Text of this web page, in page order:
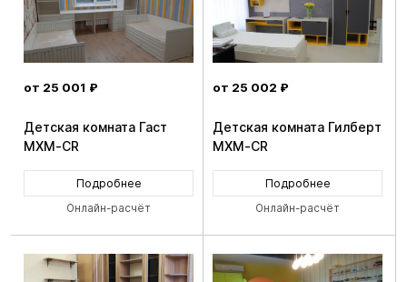
от 25 001 ₽
Детская комната Гаст
MXM-CR
Подробнее
Онлайн-расчёт
от 25 002 ₽
Детская комната Гилберт
MXM-CR
Подробнее
Онлайн-расчёт